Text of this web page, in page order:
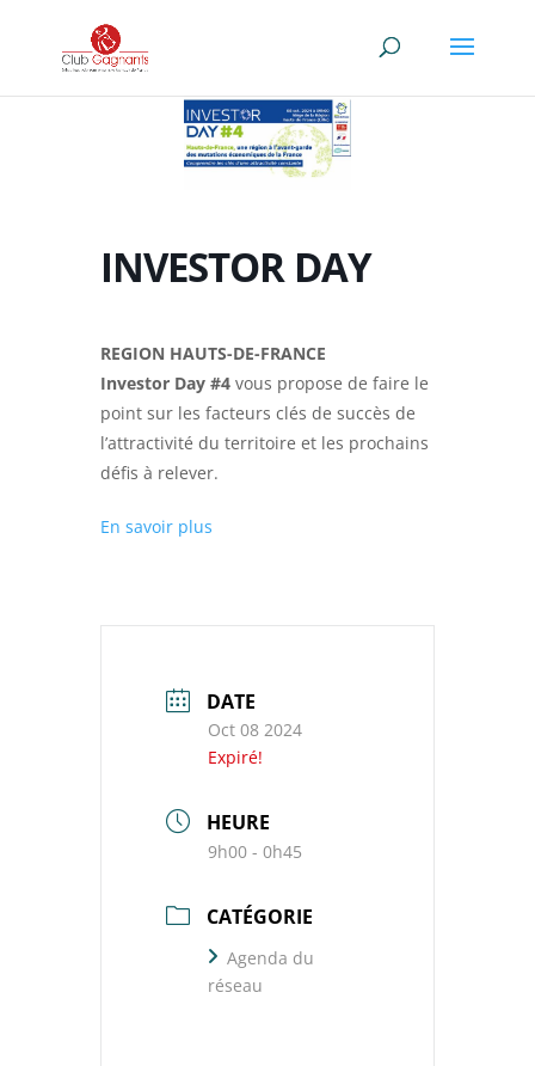
INVESTOR DAY
REGION HAUTS-DE-FRANCE
Investor Day #4 vous propose de faire le
point sur les facteurs clés de succès de
l’attractivité du territoire et les prochains
défis à relever.
En savoir plus
DATE
Oct 08 2024
Expiré!
HEURE
9h00 - 0h45
CATÉGORIE
Agenda du
réseau